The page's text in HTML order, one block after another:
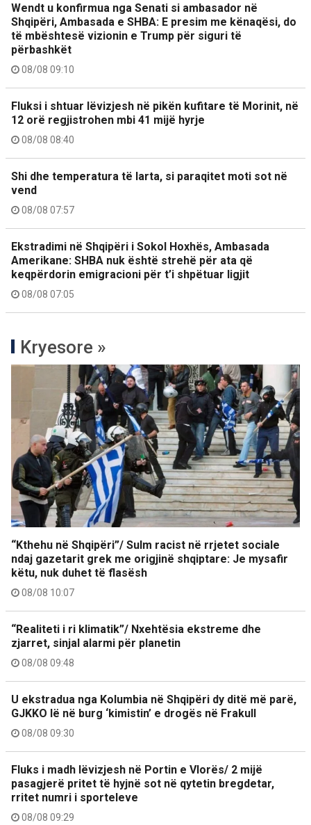
Wendt u konfirmua nga Senati si ambasador në
Shqipëri, Ambasada e SHBA: E presim me kënaqësi, do
të mbështesë vizionin e Trump për siguri të
përbashkët
08/08 09:10
Fluksi i shtuar lëvizjesh në pikën kufitare të Morinit, në
12 orë regjistrohen mbi 41 mijë hyrje
08/08 08:40
Shi dhe temperatura të larta, si paraqitet moti sot në
vend
08/08 07:57
Ekstradimi në Shqipëri i Sokol Hoxhës, Ambasada
Amerikane: SHBA nuk është strehë për ata që
keqpërdorin emigracioni për t’i shpëtuar ligjit
08/08 07:05
Kryesore »
“Kthehu në Shqipëri”/ Sulm racist në rrjetet sociale
ndaj gazetarit grek me origjinë shqiptare: Je mysafir
këtu, nuk duhet të flasësh
08/08 10:07
“Realiteti i ri klimatik”/ Nxehtësia ekstreme dhe
zjarret, sinjal alarmi për planetin
08/08 09:48
U ekstradua nga Kolumbia në Shqipëri dy ditë më parë,
GJKKO lë në burg ‘kimistin’ e drogës në Frakull
08/08 09:30
Fluks i madh lëvizjesh në Portin e Vlorës/ 2 mijë
pasagjerë pritet të hyjnë sot në qytetin bregdetar,
rritet numri i sporteleve
08/08 09:29